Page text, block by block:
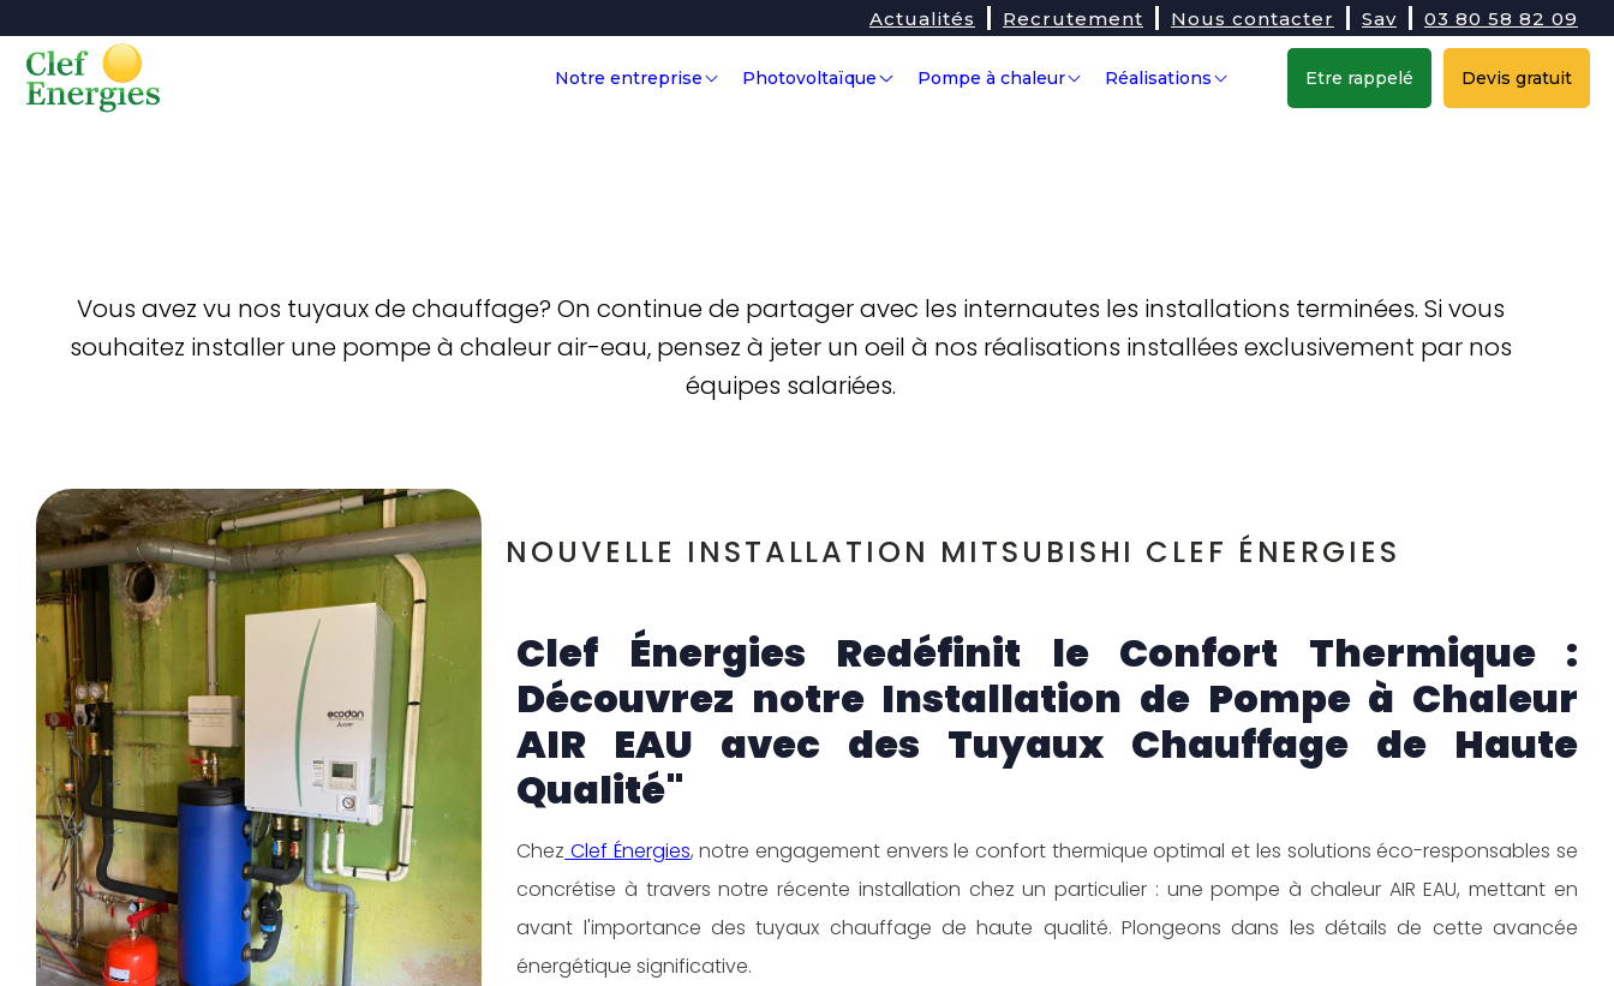
Actualités Recrutement Nous contacter Sav 03 80 58 82 09
Notre entreprise Photovoltaïque Pompe à chaleur Réalisations Etre rappelé Devis gratuit
Vous avez vu nos tuyaux de chauffage? On continue de partager avec les internautes les installations terminées. Si vous
souhaitez installer une pompe à chaleur air-eau, pensez à jeter un oeil à nos réalisations installées exclusivement par nos
équipes salariées.
NOUVELLE INSTALLATION MITSUBISHI CLEF ÉNERGIES
Clef Énergies Redéfinit le Confort Thermique :
Découvrez notre Installation de Pompe à Chaleur
AIR EAU avec des Tuyaux Chauffage de Haute
Qualité"
Chez Clef Énergies, notre engagement envers le confort thermique optimal et les solutions éco-responsables se
concrétise à travers notre récente installation chez un particulier : une pompe à chaleur AIR EAU, mettant en
avant l'importance des tuyaux chauffage de haute qualité. Plongeons dans les détails de cette avancée
énergétique significative.